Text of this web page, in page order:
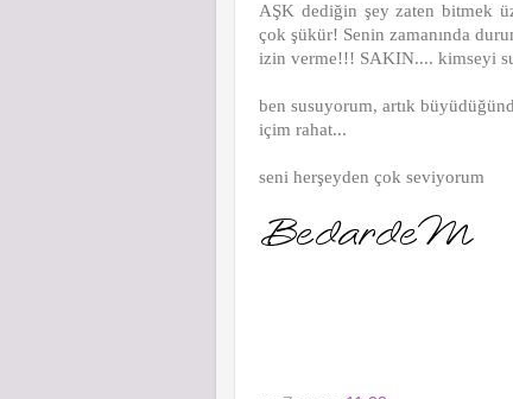
AŞK dediğin şey zaten bitmek
çok şükür! Senin zamanında
izin verme!!! SAKIN.... kimseyi
ben susuyorum, artık
içim rahat...
seni herşeyden çok seviyorum